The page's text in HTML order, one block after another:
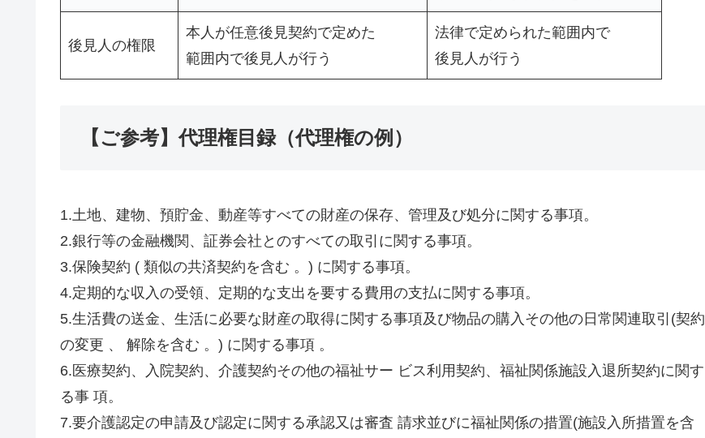
後見人の権限
本人が任意後見契約で定めた
範囲内で後見人が行う
法律で定められた範囲内で
後見人が行う
【ご参考】代理権目録（代理権の例）
1.土地、建物、預貯金、動産等すべての財産の保存、管理及び処分に関する事項。
2.銀行等の金融機関、証券会社とのすべての取引に関する事項。
3.保険契約 ( 類似の共済契約を含む 。) に関する事項。
4.定期的な収入の受領、定期的な支出を要する費用の支払に関する事項。
5.生活費の送金、生活に必要な財産の取得に関する事項及び物品の購入その他の日常関連取引(契約
の変更 、 解除を含む 。) に関する事項 。
6.医療契約、入院契約、介護契約その他の福祉サー ビス利用契約、福祉関係施設入退所契約に関す
る事 項。
7.要介護認定の申請及び認定に関する承認又は審査 請求並びに福祉関係の措置(施設入所措置を含